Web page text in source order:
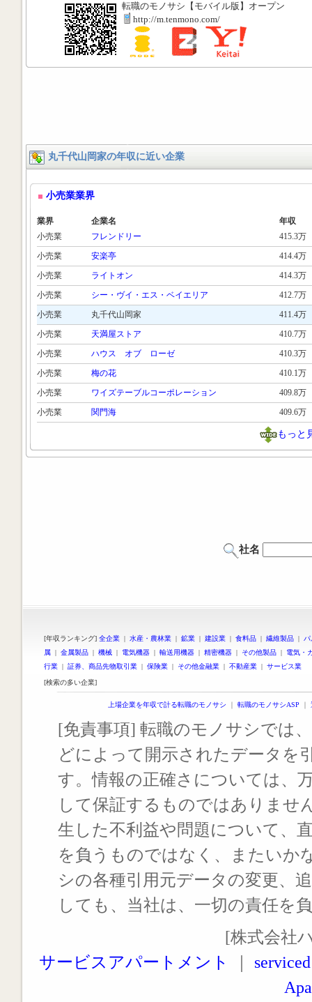
転職のモノサシ【モバイル版】オープン
http://m.tenmono.com/
丸千代山岡家の年収に近い企業
小売業業界
業界 企業名
年収
小売業
フレンドリー
415.3万
小売業
安楽亭
414.4万
小売業
ライトオン
414.3万
小売業
シー・ヴイ・エス・ベイエリア
412.7万
小売業
丸千代山岡家
411.4万
小売業
天満屋ストア
410.7万
小売業
ハウス オブ ローゼ
410.3万
小売業
梅の花
410.1万
小売業
ワイズテーブルコーポレーション
409.8万
小売業
関門海 409.6万
もっと
社名
[年収ランキング] 全企業 | 水産・農林業 | 鉱業 | 建設業 | 食料品 | 繊維製品 |
属 | 金属製品 | 機械 | 電気機器 | 輸送用機器 | 精密機器 | その他製品 | 電気・
行業 | 証券、商品先物取引業 | 保険業 | その他金融業 | 不動産業 | サービス業
[検索の多い企業]
上場企業を年収で計る転職のモノサシ ｜ 転職のモノサシASP ｜
[免責事項] 転職のモノサシでは
どによって開示されたデータを
す。情報の正確さについては、
して保証するものではありませ
生した不利益や問題について、
を負うものではなく、またいか
シの各種引用元データの変更、
しても、当社は、一切の責任を
[株式会社
サービスアパートメント